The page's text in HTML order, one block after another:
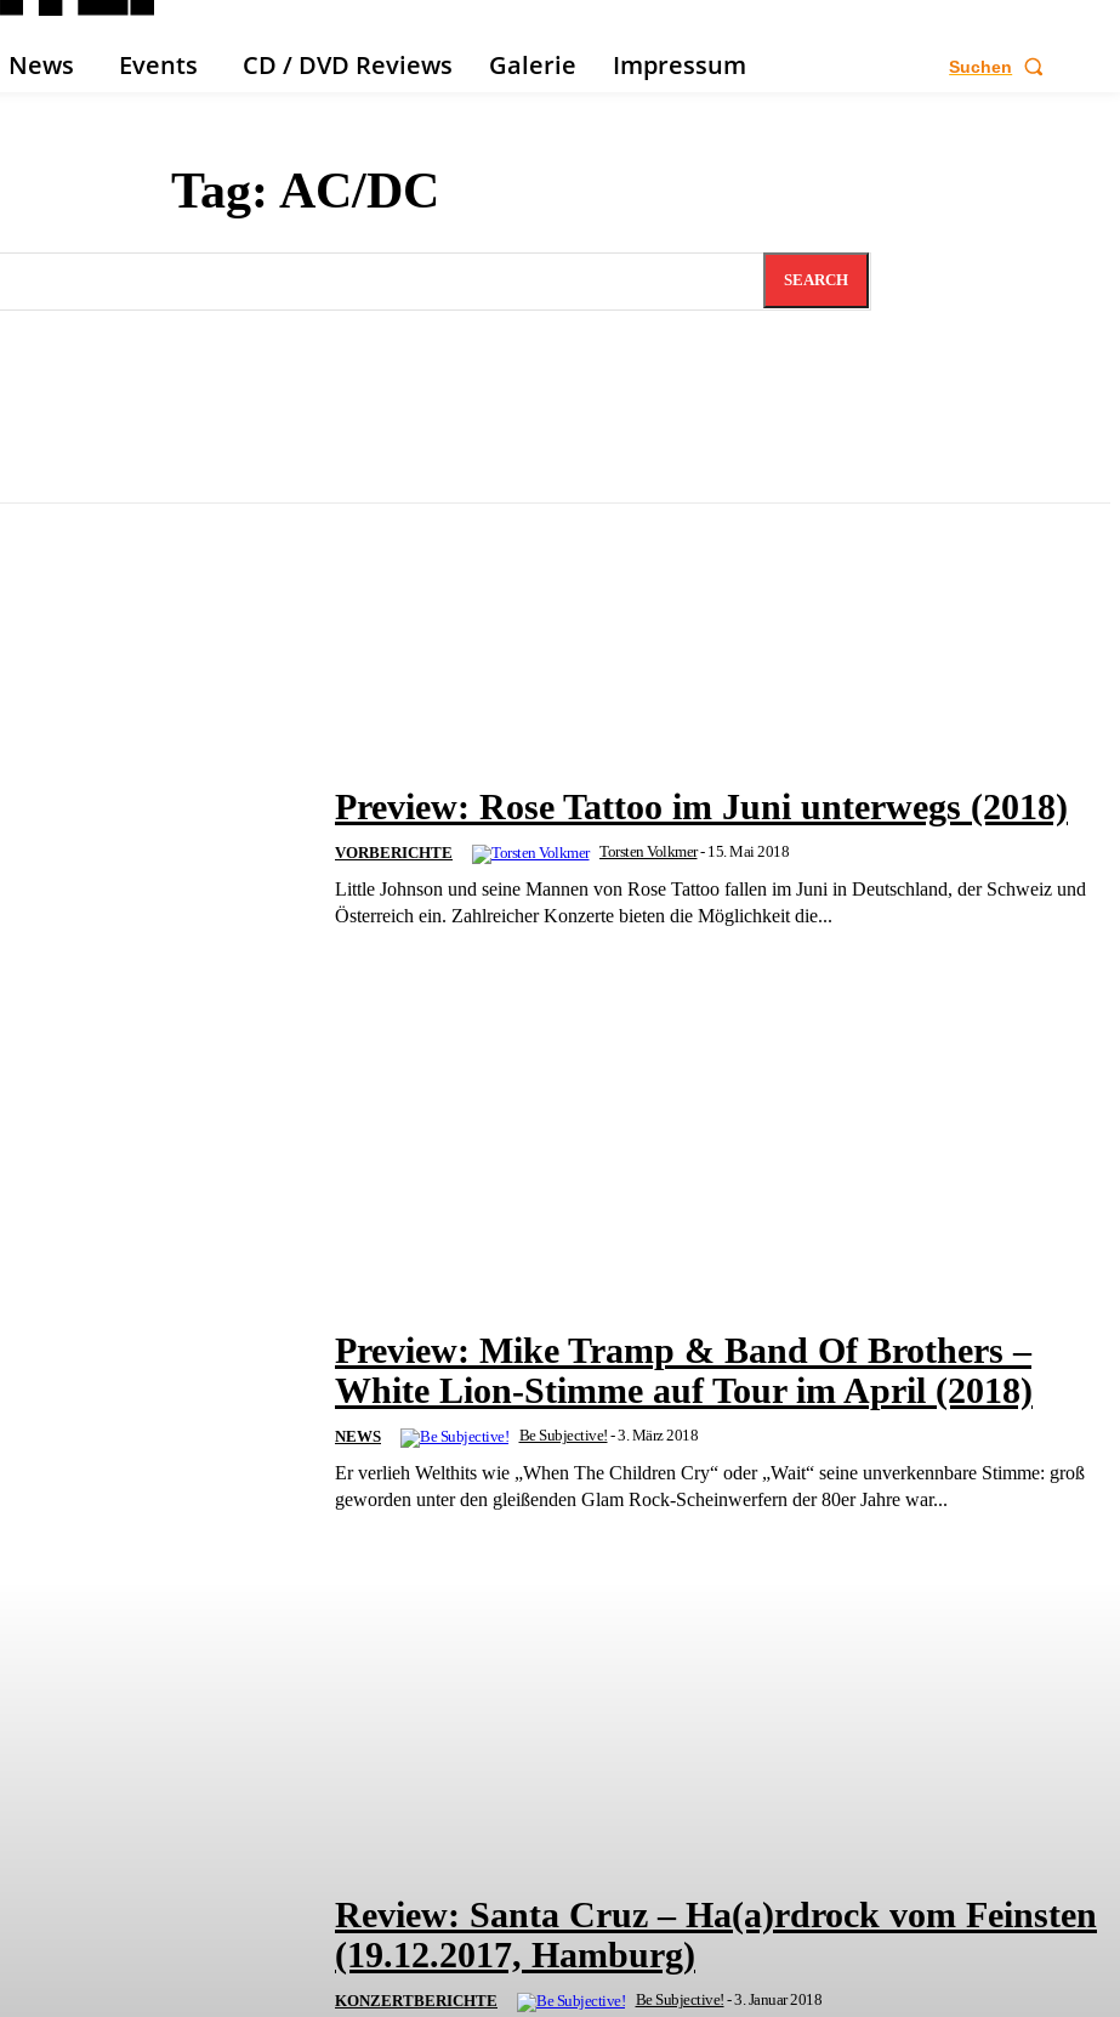
News Events CD / DVD Reviews Galerie Impressum Suchen
Tag: AC/DC
SEARCH
Preview: Rose Tattoo im Juni unterwegs (2018)
VORBERICHTE Torsten Volkmer- 15. Mai 2018
Little Johnson und seine Mannen von Rose Tattoo fallen im Juni in Deutschland, der Schweiz und
Österreich ein. Zahlreicher Konzerte bieten die Möglichkeit die...
Preview: Mike Tramp & Band Of Brothers –
White Lion-Stimme auf Tour im April (2018)
NEWS Be Subjective! -3. März 2018
Er verlieh Welthits wie „When The Children Cry“ oder „Wait“ seine unverkennbare Stimme: groß
geworden unter den gleißenden Glam Rock-Scheinwerfern der 80er Jahre war...
Review: Santa Cruz – Ha(a)rdrock vom Feinsten
(19.12.2017, Hamburg)
KONZERTBERICHTE Be Subjective! -3. Januar 2018